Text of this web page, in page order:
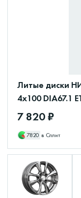
Литые диски
4x100 DIA67.1
7 820 ₽
7820 в Сплит